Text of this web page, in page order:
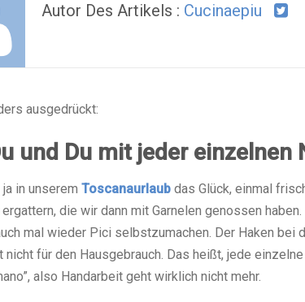
Autor Des Artikels : Cucinaepiu
ausgedrückt:
und Du mit jeder einzelnen
in unserem Toscanaurlaub das Glück, einmal
ergattern, die wir dann mit Garnelen genossen
mal wieder Pici selbstzumachen. Der Haken bei
nicht für den Hausgebrauch. Das heißt, jede
also Handarbeit geht wirklich nicht mehr.